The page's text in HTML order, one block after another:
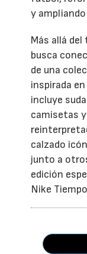
y
Más allá
busca
de una
inspirada
incluye
camisetas
calzado
junto a
edición
Nike